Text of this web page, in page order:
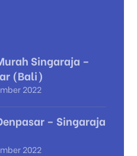
Singaraja –
(Bali)
2022
– Singaraja
2022